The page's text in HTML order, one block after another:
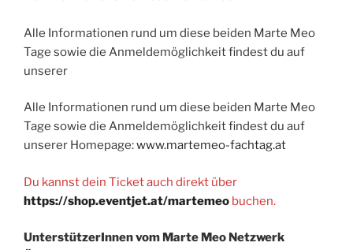
Alle Informationen rund um diese beiden Marte Meo
Tage sowie die Anmeldemöglichkeit findest du auf
unserer
Alle Informationen rund um diese beiden Marte Meo
Tage sowie die Anmeldemöglichkeit findest du auf
unserer Homepage:www.martemeo-fachtag.at
Du kannst dein Ticket auch direkt über
https://shop.eventjet.at/martemeo buchen.
UnterstützerInnen vom Marte Meo Netzwerk